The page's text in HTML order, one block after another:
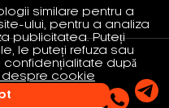
similare pentru a
ului, pentru a analiza
publicitatea. Puteți
le puteți refuza sau
confidențialitate după
despre cookie